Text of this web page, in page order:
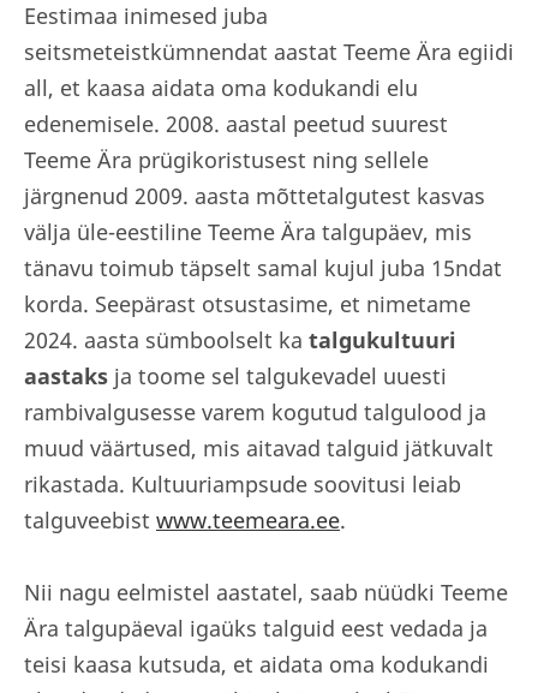
Eestimaa inimesed juba
seitsmeteistkümnendat aastat Teeme Ära egiidi
all, et kaasa aidata oma kodukandi elu
edenemisele. 2008. aastal peetud suurest
Teeme Ära prügikoristusest ning sellele
järgnenud 2009. aasta mõttetalgutest kasvas
välja üle-eestiline Teeme Ära talgupäev, mis
tänavu toimub täpselt samal kujul juba 15ndat
korda. Seepärast otsustasime, et nimetame
2024. aasta sümboolselt ka talgukultuuri
aastaks ja toome sel talgukevadel uuesti
rambivalgusesse varem kogutud talgulood ja
muud väärtused, mis aitavad talguid jätkuvalt
rikastada. Kultuuriampsude soovitusi leiab
talguveebist www.teemeara.ee.
Nii nagu eelmistel aastatel, saab nüüdki Teeme
Ära talgupäeval igaüks talguid eest vedada ja
teisi kaasa kutsuda, et aidata oma kodukandi